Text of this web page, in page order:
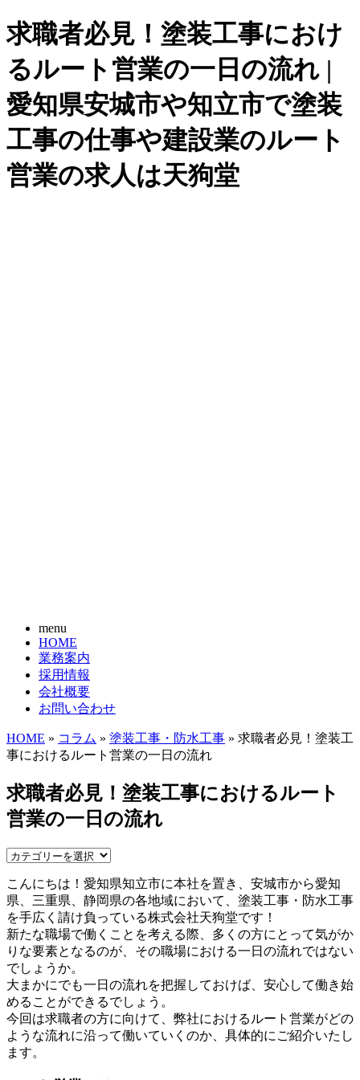
求職者必見！塗装工事におけ
るルート営業の一日の流れ |
愛知県安城市や知立市で塗装
工事の仕事や建設業のルート
営業の求人は天狗堂
menu
HOME
業務案内
採用情報
会社概要
お問い合わせ
HOME » コラム » 塗装工事・防水工事 » 求職者必見！塗装工
事におけるルート営業の一日の流れ
求職者必見！塗装工事におけるルート
営業の一日の流れ
こんにちは！愛知県知立市に本社を置き、安城市から愛知
県、三重県、静岡県の各地域において、塗装工事・防水工事
を手広く請け負っている株式会社天狗堂です！
新たな職場で働くことを考える際、多くの方にとって気がか
りな要素となるのが、その職場における一日の流れではない
でしょうか。
大まかにでも一日の流れを把握しておけば、安心して働き始
めることができるでしょう。
今回は求職者の方に向けて、弊社におけるルート営業がどの
ような流れに沿って働いていくのか、具体的にご紹介いたし
ます。